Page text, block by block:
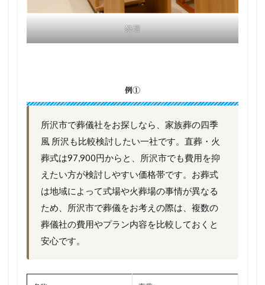
祭壇
例①
所沢市で葬儀社をお探しなら、家族葬の四季
風 所沢も比較検討したい一社です。直葬・火
葬式は97,900円からと、所沢市でも費用を抑
えたい方が検討しやすい価格帯です。お葬式
は地域によって式場や火葬場の事情が異なる
ため、所沢市で葬儀をお考えの際は、複数の
葬儀社の費用やプラン内容を比較しておくと
安心です。